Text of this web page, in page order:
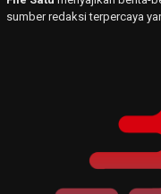
sumber redaksi terpercaya